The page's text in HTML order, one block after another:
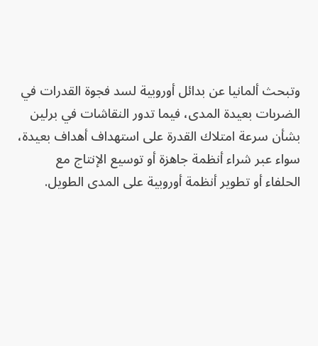
وتبحث ألمانيا عن بدائل أوروبية لسد فجوة القدرات في
الضربات بعيدة المدى، فيما تدور النقاشات في برلين
بشأن سرعة امتلاك القدرة على استهداف أهداف بعيدة،
سواء عبر شراء أنظمة جاهزة أو توسيع الإنتاج مع
الحلفاء أو تطوير أنظمة أوروبية على المدى الطويل.